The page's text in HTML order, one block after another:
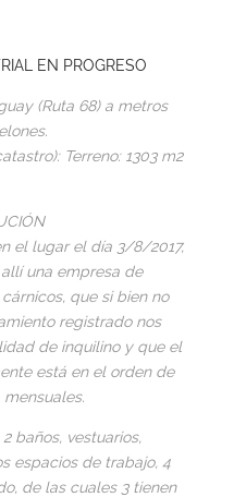
EN PROGRESO
(Ruta 68) a metros
Terreno: 1303 m2
el lugar el día 3/8/2017,
una empresa de
que si bien no
registrado nos
de inquilino y que el
está en el orden de
baños, vestuarios,
espacios de trabajo, 4
de las cuales 3 tienen